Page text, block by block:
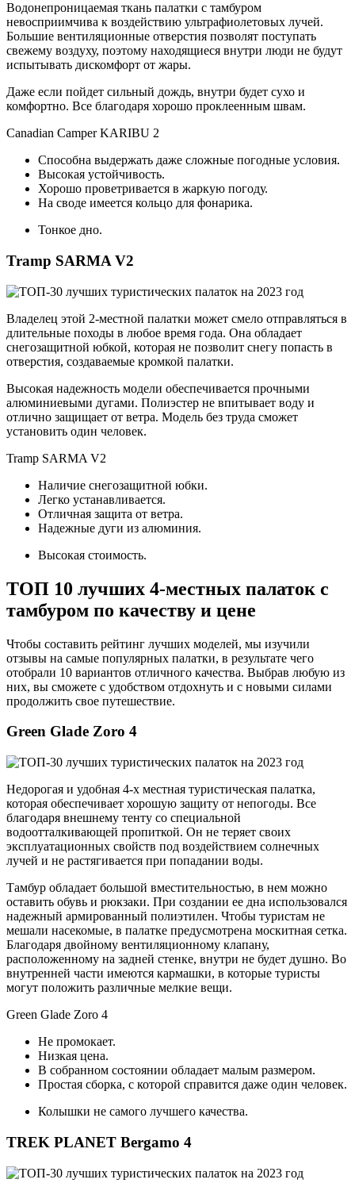
Водонепроницаемая ткань палатки с тамбуром
невосприимчива к воздействию ультрафиолетовых лучей.
Большие вентиляционные отверстия позволят поступать
свежему воздуху, поэтому находящиеся внутри люди не будут
испытывать дискомфорт от жары.
Даже если пойдет сильный дождь, внутри будет сухо и
комфортно. Все благодаря хорошо проклеенным швам.
Canadian Camper KARIBU 2
Способна выдержать даже сложные погодные условия.
Высокая устойчивость.
Хорошо проветривается в жаркую погоду.
На своде имеется кольцо для фонарика.
Тонкое дно.
Tramp SARMA V2
Владелец этой 2-местной палатки может смело отправляться в
длительные походы в любое время года. Она обладает
снегозащитной юбкой, которая не позволит снегу попасть в
отверстия, создаваемые кромкой палатки.
Высокая надежность модели обеспечивается прочными
алюминиевыми дугами. Полиэстер не впитывает воду и
отлично защищает от ветра. Модель без труда сможет
установить один человек.
Tramp SARMA V2
Наличие снегозащитной юбки.
Легко устанавливается.
Отличная защита от ветра.
Надежные дуги из алюминия.
Высокая стоимость.
ТОП 10 лучших 4-местных палаток с
тамбуром по качеству и цене
Чтобы составить рейтинг лучших моделей, мы изучили
отзывы на самые популярных палатки, в результате чего
отобрали 10 вариантов отличного качества. Выбрав любую из
них, вы сможете с удобством отдохнуть и с новыми силами
продолжить свое путешествие.
Green Glade Zoro 4
Недорогая и удобная 4-х местная туристическая палатка,
которая обеспечивает хорошую защиту от непогоды. Все
благодаря внешнему тенту со специальной
водоотталкивающей пропиткой. Он не теряет своих
эксплуатационных свойств под воздействием солнечных
лучей и не растягивается при попадании воды.
Тамбур обладает большой вместительностью, в нем можно
оставить обувь и рюкзаки. При создании ее дна использовался
надежный армированный полиэтилен. Чтобы туристам не
мешали насекомые, в палатке предусмотрена москитная сетка.
Благодаря двойному вентиляционному клапану,
расположенному на задней стенке, внутри не будет душно. Во
внутренней части имеются кармашки, в которые туристы
могут положить различные мелкие вещи.
Green Glade Zoro 4
Не промокает.
Низкая цена.
В собранном состоянии обладает малым размером.
Простая сборка, с которой справится даже один человек.
Колышки не самого лучшего качества.
TREK PLANET Bergamo 4